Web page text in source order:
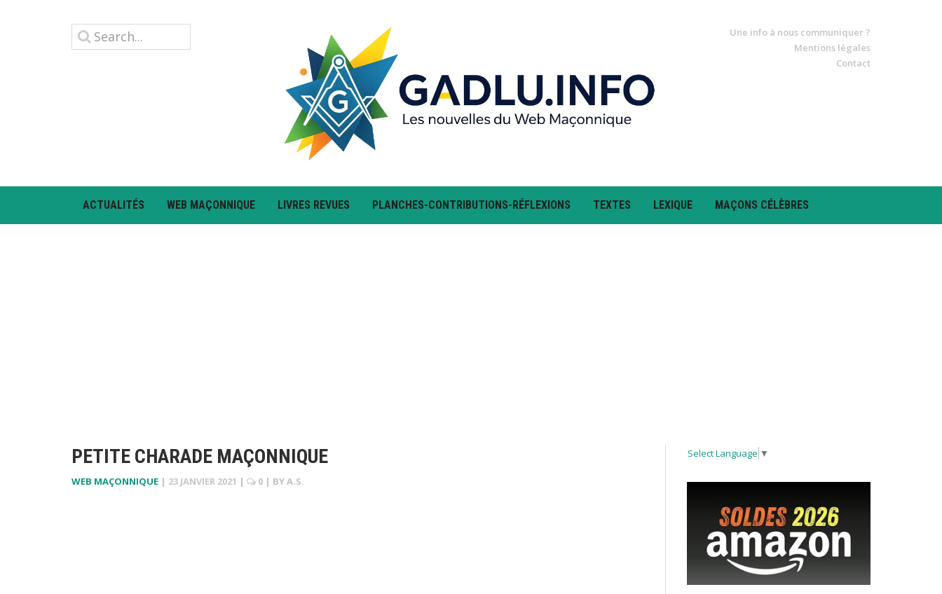
Une info à nous communiquer ?
Mentions légales
Contact
ACTUALITÉS WEB MAÇONNIQUE LIVRES REVUES PLANCHES-CONTRIBUTIONS-RÉFLEXIONS TEXTES LEXIQUE MAÇONS CÉLÈBRES
PETITE CHARADE MAÇONNIQUE
WEB MAÇONNIQUE | 23 JANVIER 2021 | 0 | BYA.S.
Select Language ▼